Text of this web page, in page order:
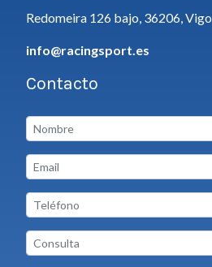
Redomeira 126 bajo, 36206, Vigo
info@racingsport.es
Contacto